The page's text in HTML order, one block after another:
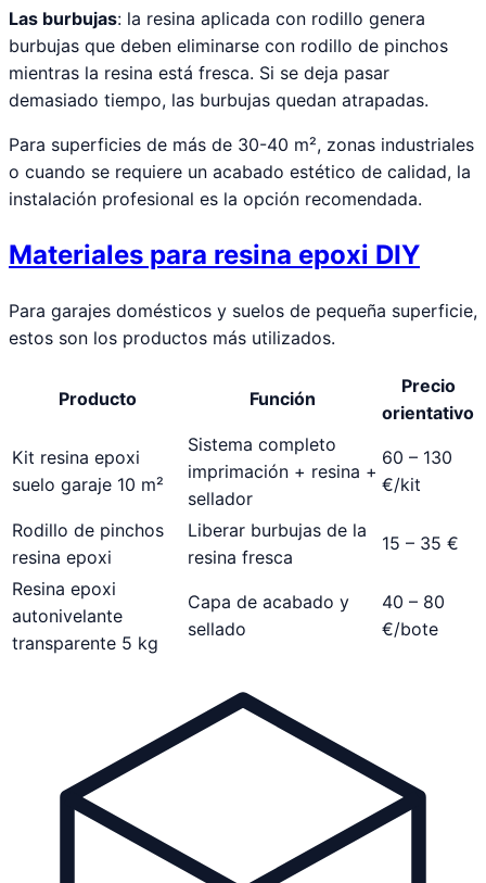
Las burbujas: la resina aplicada con rodillo genera
burbujas que deben eliminarse con rodillo de pinchos
mientras la resina está fresca. Si se deja pasar
demasiado tiempo, las burbujas quedan atrapadas.
Para superficies de más de 30-40 m², zonas industriales
o cuando se requiere un acabado estético de calidad, la
instalación profesional es la opción recomendada.
Materiales para resina epoxi DIY
Para garajes domésticos y suelos de pequeña superficie,
estos son los productos más utilizados.
Producto Función
Precio
orientativo
Kit resina epoxi
suelo garaje 10 m²
Sistema completo
imprimación + resina +
sellador
60 – 130
€/kit
Rodillo de pinchos
resina epoxi
Liberar burbujas de la
resina fresca
15 – 35 €
Resina epoxi
autonivelante
transparente 5 kg
Capa de acabado y
sellado
40 – 80
€/bote